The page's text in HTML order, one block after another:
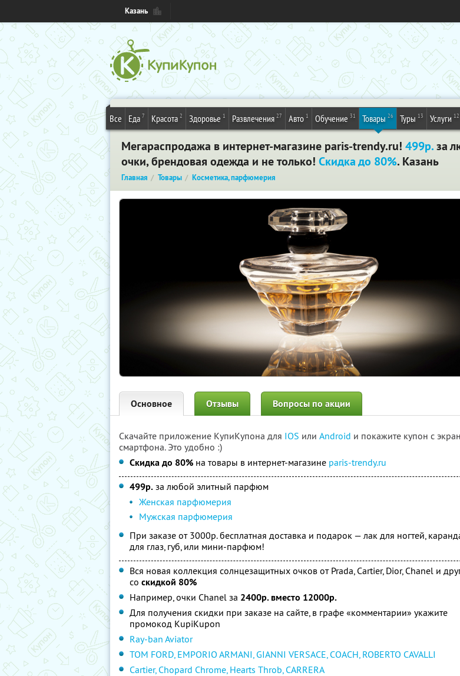
Казань
Все Еда 7 Красота 2 Здоровье 1 Развлечения 27 Авто 1 Обучение 31 Товары 26 Туры 13 Услуги 12
Мегараспродажа в интернет-магазине paris-trendy.ru! 499р.за
очки, брендовая одежда и не только! Скидка до 80%. Казань
Главная Товары Косметика, парфюмерия
Основное Отзывы Вопросы по акции
Скачайте приложение КупиКупона для IOS или Android и покажите купон с
смартфона. Это удобно :)
Скидка до 80% на товары в интернет-магазине paris-trendy.ru
499р. за любой элитный парфюм
Женская парфюмерия
Мужская парфюмерия
При заказе от 3000р. бесплатная доставка и подарок — лак для ногтей,
для глаз, губ, или мини-парфюм!
Вся новая коллекция солнцезащитных очков от Prada, Cartier, Dior, Chanel и
со скидкой 80%
Например, очки Chanel за 2400р. вместо 12000р.
Для получения скидки при заказе на сайте, в графе «комментарии» укажите
промокод KupiKupon
Ray-ban Aviator
TOM FORD, EMPORIO ARMANI, GIANNI VERSACE, COACH, ROBERTO CAVALLI
Cartier, Chopard Chrome, Hearts Throb, CARRERA